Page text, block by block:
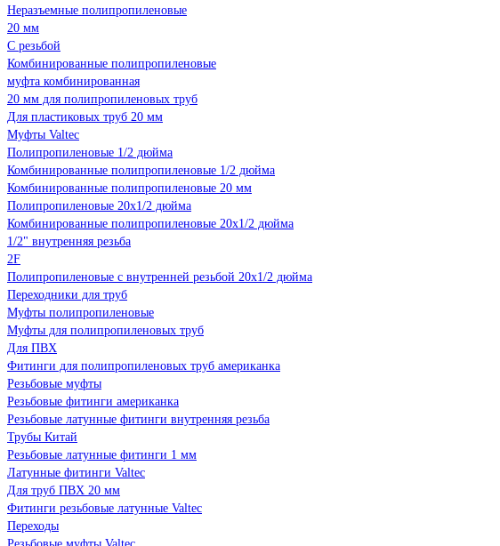
Неразъемные полипропиленовые
20 мм
С резьбой
Комбинированные полипропиленовые
муфта комбинированная
20 мм для полипропиленовых труб
Для пластиковых труб 20 мм
Муфты Valtec
Полипропиленовые 1/2 дюйма
Комбинированные полипропиленовые 1/2 дюйма
Комбинированные полипропиленовые 20 мм
Полипропиленовые 20х1/2 дюйма
Комбинированные полипропиленовые 20х1/2 дюйма
1/2" внутренняя резьба
2F
Полипропиленовые с внутренней резьбой 20х1/2 дюйма
Переходники для труб
Муфты полипропиленовые
Муфты для полипропиленовых труб
Для ПВХ
Фитинги для полипропиленовых труб американка
Резьбовые муфты
Резьбовые фитинги американка
Резьбовые латунные фитинги внутренняя резьба
Трубы Китай
Резьбовые латунные фитинги 1 мм
Латунные фитинги Valtec
Для труб ПВХ 20 мм
Фитинги резьбовые латунные Valtec
Переходы